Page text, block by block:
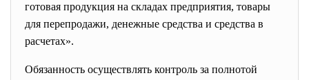
готовая продукция на складах предприятия, товары
для перепродажи, денежные средства и средства в
расчетах».
Обязанность осуществлять контроль за полнотой